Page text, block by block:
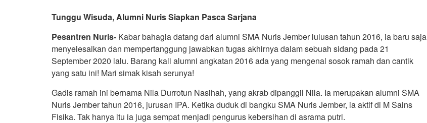
Tunggu Wisuda, Alumni Nuris Siapkan Pasca Sarjana
Pesantren Nuris- Kabar bahagia datang dari alumni SMA Nuris Jember lulusan tahun 2016, ia baru saja
menyelesaikan dan mempertanggung jawabkan tugas akhirnya dalam sebuah sidang pada 21
September 2020 lalu. Barang kali alumni angkatan 2016 ada yang mengenal sosok ramah dan cantik
yang satu ini! Mari simak kisah serunya!
Gadis ramah ini bernama Nila Durrotun Nasihah, yang akrab dipanggil Nila. Ia merupakan alumni SMA
Nuris Jember tahun 2016, jurusan IPA. Ketika duduk di bangku SMA Nuris Jember, ia aktif di M Sains
Fisika. Tak hanya itu ia juga sempat menjadi pengurus kebersihan di asrama putri.